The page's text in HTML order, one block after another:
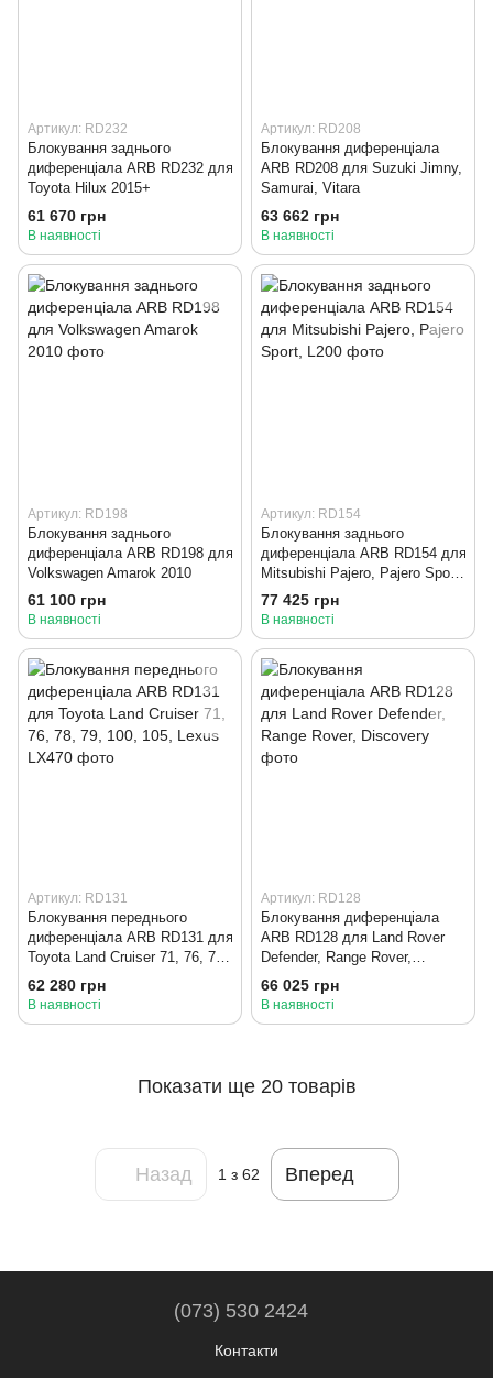
Артикул: RD232
Блокування заднього
диференціала ARB RD232 для
Toyota Hilux 2015+
61 670 грн
В наявності
Артикул: RD208
Блокування диференціала
ARB RD208 для Suzuki Jimny,
Samurai, Vitara
63 662 грн
В наявності
Артикул: RD198
Блокування заднього
диференціала ARB RD198 для
Volkswagen Amarok 2010
61 100 грн
В наявності
Артикул: RD154
Блокування заднього
диференціала ARB RD154 для
Mitsubishi Pajero, Pajero Sport,
L200
77 425 грн
В наявності
Артикул: RD131
Блокування переднього
диференціала ARB RD131 для
Toyota Land Cruiser 71, 76, 78,
79, 100, 105, Lexus LX470
62 280 грн
В наявності
Артикул: RD128
Блокування диференціала
ARB RD128 для Land Rover
Defender, Range Rover,
Discovery
66 025 грн
В наявності
Показати ще 20 товарів
Назад 1 з 62 Вперед
(073) 530 2424
Контакти